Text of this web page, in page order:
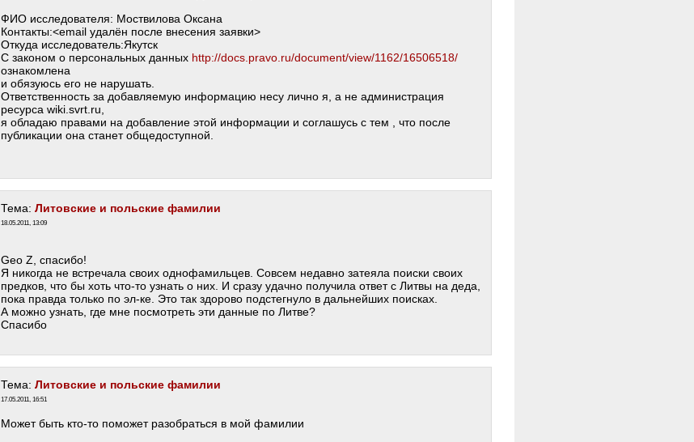
ФИО исследователя: Моствилова Оксана
Контакты:<email удалён после внесения заявки>
Откуда исследователь:Якутск
С законом о персональных данных http://docs.pravo.ru/document/view/1162/16506518/
ознакомлена
и обязуюсь его не нарушать.
Ответственность за добавляемую информацию несу лично я, а не администрация
ресурса wiki.svrt.ru,
я обладаю правами на добавление этой информации и соглашусь с тем , что после
публикации она станет общедоступной.
Тема: Литовские и польские фамилии
18.05.2011, 13:09
Geo Z, спасибо!
Я никогда не встречала своих однофамильцев. Совсем недавно затеяла поиски своих
предков, что бы хоть что-то узнать о них. И сразу удачно получила ответ с Литвы на деда,
пока правда только по эл-ке. Это так здорово подстегнуло в дальнейших поисках.
А можно узнать, где мне посмотреть эти данные по Литве?
Спасибо
Тема: Литовские и польские фамилии
17.05.2011, 16:51
Может быть кто-то поможет разобраться в мой фамилии